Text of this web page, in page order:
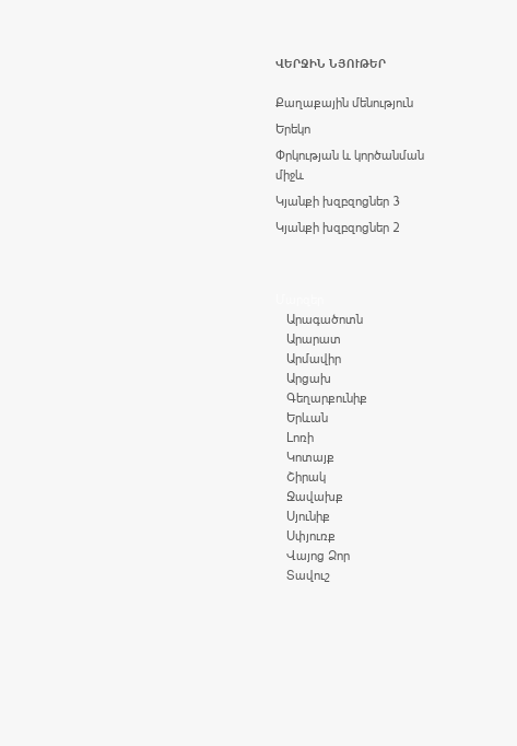
ՎԵՐՋԻՆ ՆՅՈՒԹԵՐ
Քաղաքային մենություն
Երեկո
Փրկության և կործանման
միջև
Կյանքի խզբզոցներ 3
Կյանքի խզբզոցներ 2
Արագածոտն
Արարատ
Արմավիր
Արցախ
Գեղարքունիք
Երևան
Լոռի
Կոտայք
Շիրակ
Ջավախք
Սյունիք
Սփյուռք
Վայոց Ձոր
Տավուշ